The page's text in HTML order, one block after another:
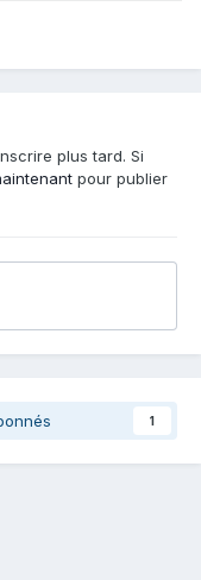
plus tard. Si
pour publier
1